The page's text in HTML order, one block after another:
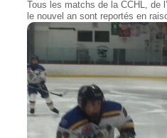
Tous les matchs de la CCHL, de
le nouvel an sont reportés en